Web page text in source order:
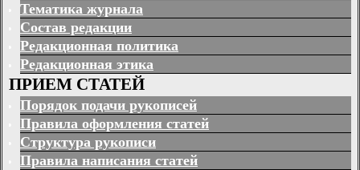
Тематика журнала
Состав редакции
Редакционная политика
Редакционная этика
ПРИЕМ СТАТЕЙ
Порядок подачи рукописей
Правила оформления статей
Структура рукописи
Правила написания статей